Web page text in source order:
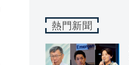
熱門新聞